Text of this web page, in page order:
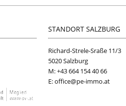
STANDORT SALZBURG
Richard-Strele-Sraße 11/3
5020 Salzburg
M: +43 664 154 40 66
E: office@pe-immo.at